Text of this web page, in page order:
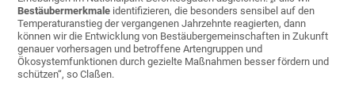
Bestäubermerkmale identifizieren, die besonders sensibel auf den
Temperaturanstieg der vergangenen Jahrzehnte reagierten, dann
können wir die Entwicklung von Bestäubergemeinschaften in Zukunft
genauer vorhersagen und betroffene Artengruppen und
Ökosystemfunktionen durch gezielte Maßnahmen besser fördern und
schützen“, so Claßen.